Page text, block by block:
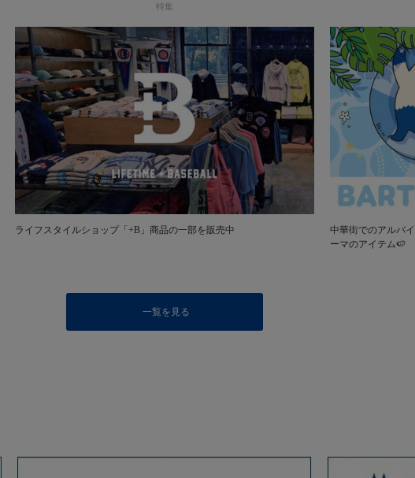
特集
ライフスタイルショップ「+B」商品の一部を販売中
中華街でのアルバ
ーマのアイテム🍉
一覧を見る